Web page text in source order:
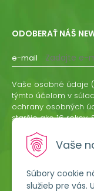
Vaše
Súbory cookie
služieb pre vás.
ODOBERAŤ NÁŠ
e-mail
ODOBERAŤ
Vaše osobné údaje
týmto účelom v
ochrany osobných
staršie ako 16 rokov.
odvolať písomne,
ktoréhokoľvek